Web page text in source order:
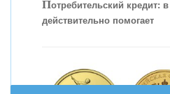
кредитовании
Потребительский кредит:
действительно помогает